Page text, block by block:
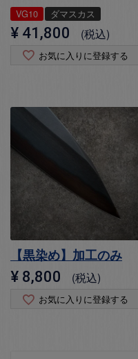
VG10 ダマスカス
¥ 41,800 税込
お気に入りに登録する
【黒染め】加工のみ
¥ 8,800 税込
お気に入りに登録する